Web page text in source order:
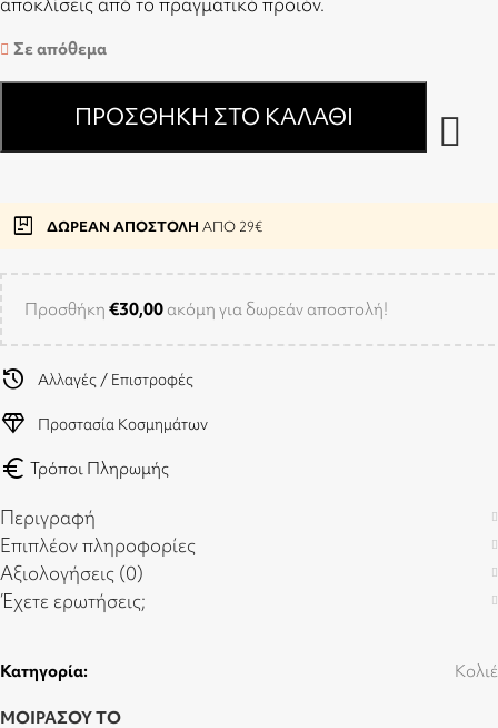
Σε απόθεμα
ΠΡΟΣΘΉΚΗ ΣΤΟ ΚΑΛΆΘΙ
package ΔΩΡΕΑΝ ΑΠΟΣΤΟΛΗ ΑΠΟ 29€
Προσθήκη €30,00 ακόμη για δωρεάν αποστολή!
history Αλλαγές / Επιστροφές
diamond Προστασία Κοσμημάτων
euro Τρόποι Πληρωμής
Περιγραφή
Επιπλέον πληροφορίες
Αξιολογήσεις (0)
Έχετε ερωτήσεις;
Κατηγορία: Κολιέ
ΜΟΙΡΑΣΟΥ ΤΟ